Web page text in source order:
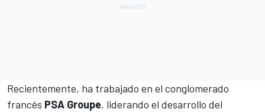
Recientemente, ha trabajado en el conglomerado
francés PSA Groupe, liderando el desarrollo del